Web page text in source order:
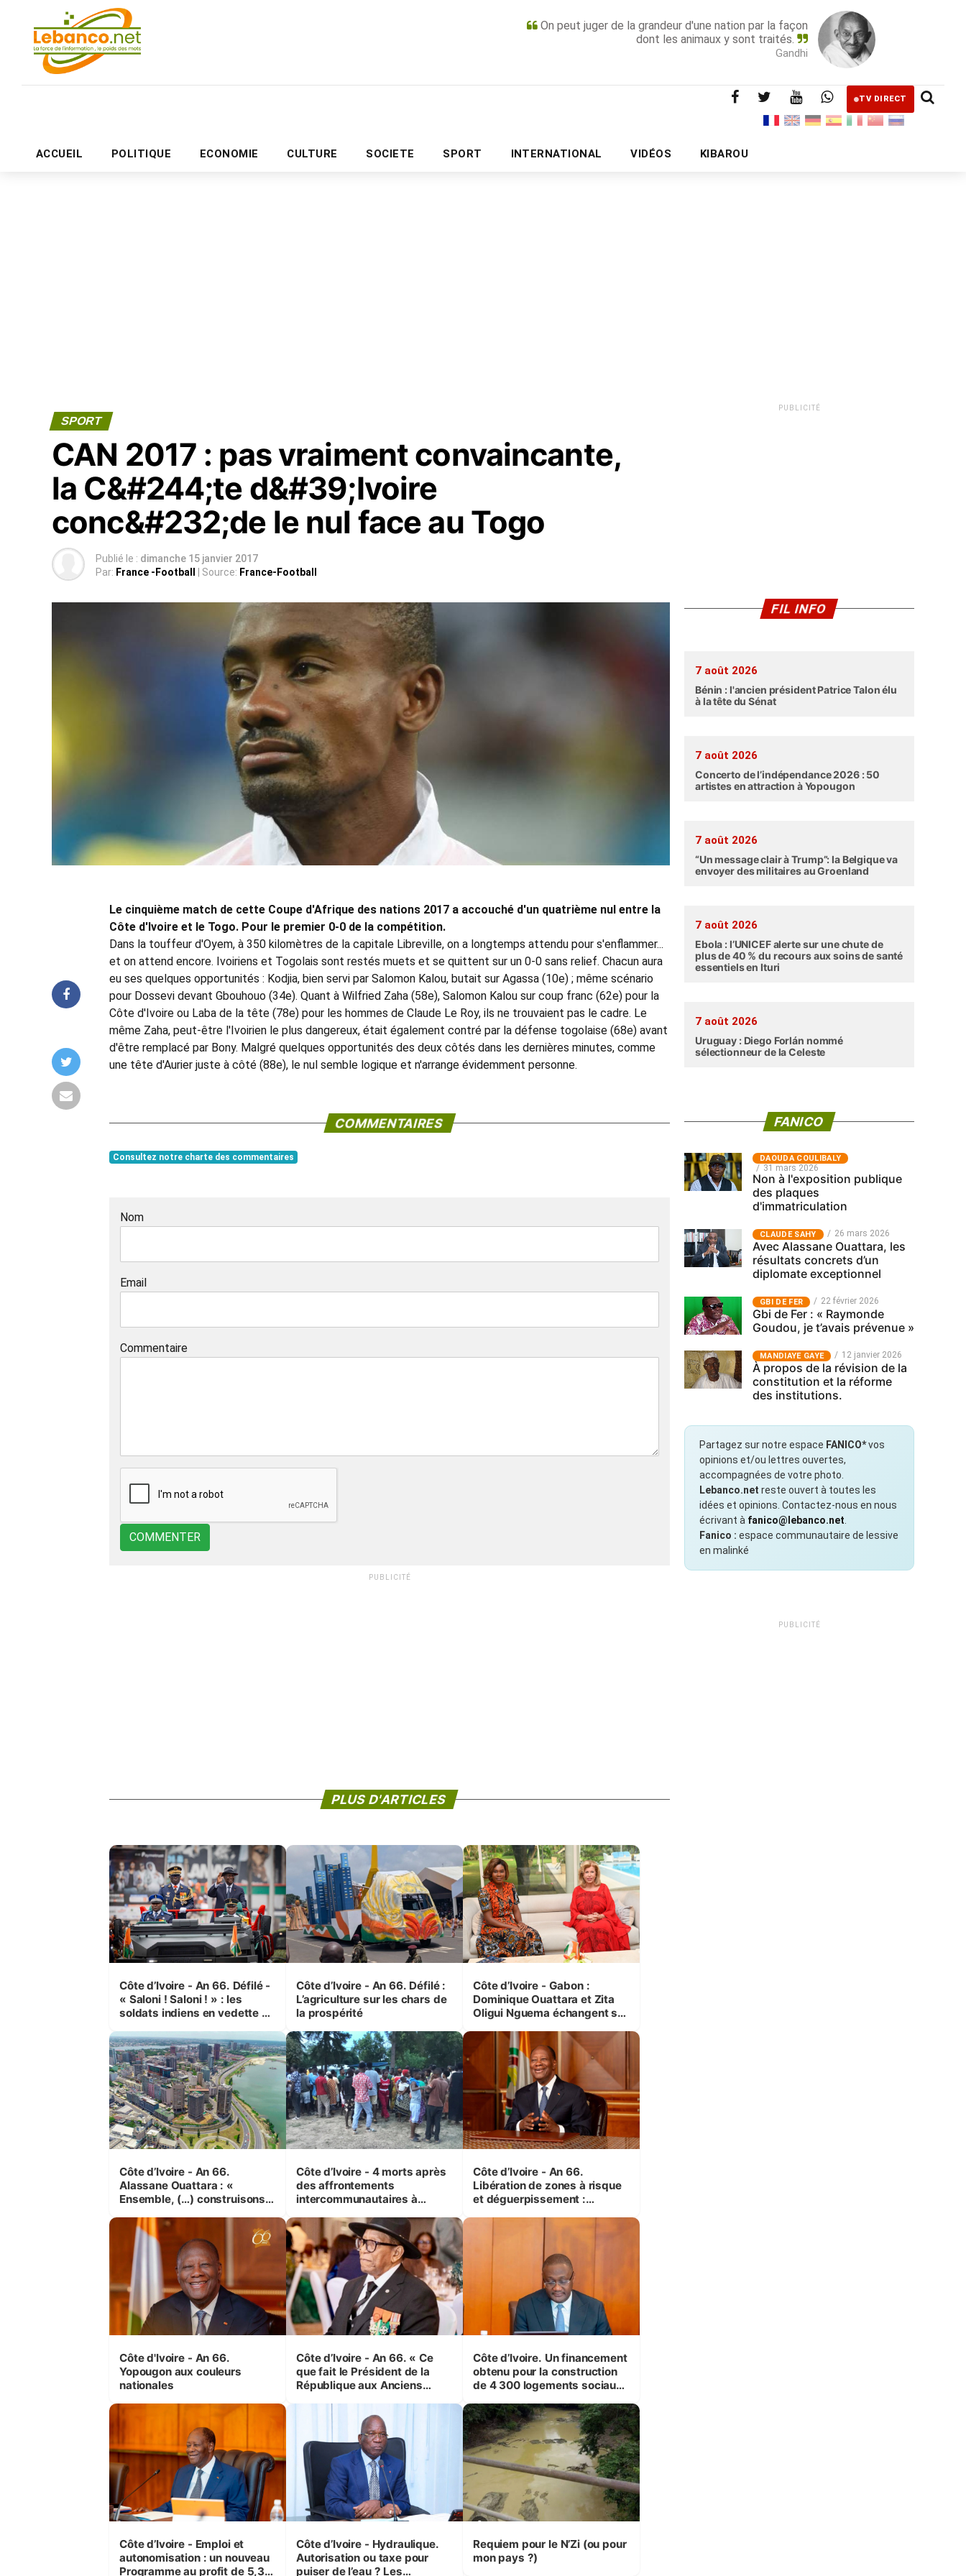
On peut juger de la grandeur d'une nation par la façon
dont les animaux y sont traités.
Gandhi
TV DIRECT
ACCUEIL POLITIQUE ECONOMIE CULTURE SOCIETE SPORT INTERNATIONAL VIDÉOS KIBAROU
PUBLICITÉ
SPORT
CAN 2017 : pas vraiment convaincante,
la C&#244;te d&#39;Ivoire
conc&#232;de le nul face au Togo
Publié le : dimanche 15 janvier 2017
Par: France -Football | Source: France-Football
Le cinquième match de cette Coupe d'Afrique des nations 2017 a accouché d'un quatrième nul entre la
Côte d'Ivoire et le Togo. Pour le premier 0-0 de la compétition.
Dans la touffeur d'Oyem, à 350 kilomètres de la capitale Libreville, on a longtemps attendu pour s'enflammer...
et on attend encore. Ivoiriens et Togolais sont restés muets et se quittent sur un 0-0 sans relief. Chacun aura
eu ses quelques opportunités : Kodjia, bien servi par Salomon Kalou, butait sur Agassa (10e) ; même scénario
pour Dossevi devant Gbouhouo (34e). Quant à Wilfried Zaha (58e), Salomon Kalou sur coup franc (62e) pour la
Côte d'Ivoire ou Laba de la tête (78e) pour les hommes de Claude Le Roy, ils ne trouvaient pas le cadre. Le
même Zaha, peut-être l'Ivoirien le plus dangereux, était également contré par la défense togolaise (68e) avant
d'être remplacé par Bony. Malgré quelques opportunités des deux côtés dans les dernières minutes, comme
une tête d'Aurier juste à côté (88e), le nul semble logique et n'arrange évidemment personne.
COMMENTAIRES
Consultez notre charte des commentaires
Nom
Email
Commentaire
COMMENTER
PUBLICITÉ
PLUS D'ARTICLES
Côte d’Ivoire - An 66. Défilé -
« Saloni ! Saloni ! » : les
soldats indiens en vedette à
Côte d’Ivoire - An 66. Défilé :
L’agriculture sur les chars de
la prospérité
Côte d’Ivoire - Gabon :
Dominique Ouattara et Zita
Oligui Nguema échangent sur
femmes et des enfants
Côte d’Ivoire - An 66.
Alassane Ouattara : «
Ensemble, (…) construisons
mêmes et pour les
générations futures »
Côte d’Ivoire - 4 morts après
des affrontements
intercommunautaires à
correspondant au milieu des
sinistrés
Côte d’Ivoire - An 66.
Libération de zones à risque
et déguerpissement :
respect de l'Etat de droit pour
préserver les vies humaines
Côte d'Ivoire - An 66.
Yopougon aux couleurs
nationales
Côte d’Ivoire - An 66. « Ce
que fait le Président de la
République aux Anciens
(Cne Yassoungo Koné ®)
Côte d’Ivoire. Un financement
obtenu pour la construction
de 4 300 logements sociaux
Bouaké et Yamoussoukro
Côte d’Ivoire - Emploi et
autonomisation : un nouveau
Programme au profit de 5,3
Côte d’Ivoire - Hydraulique.
Autorisation ou taxe pour
puiser de l’eau ? Les
Requiem pour le N’Zi (ou pour
mon pays ?)
PUBLICITÉ
FIL INFO
7 août 2026
Bénin : l'ancien président Patrice Talon élu
à la tête du Sénat
7 août 2026
Concerto de l’indépendance 2026 : 50
artistes en attraction à Yopougon
7 août 2026
“Un message clair à Trump”: la Belgique va
envoyer des militaires au Groenland
7 août 2026
Ebola : l’UNICEF alerte sur une chute de
plus de 40 % du recours aux soins de santé
essentiels en Ituri
7 août 2026
Uruguay : Diego Forlán nommé
sélectionneur de la Celeste
FANICO
‎DAOUDA COULIBALY
31 mars 2026
Non à l'exposition publique
des plaques
d'immatriculation
CLAUDE SAHY 26 mars 2026
Avec Alassane Ouattara, les
résultats concrets d’un
diplomate exceptionnel
GBI DE FER 22 février 2026
Gbi de Fer : « Raymonde
Goudou, je t’avais prévenue »
MANDIAYE GAYE 12 janvier 2026
À propos de la révision de la
constitution et la réforme
des institutions.
Partagez sur notre espace FANICO*vos
opinions et/ou lettres ouvertes,
accompagnées de votre photo.
Lebanco.net reste ouvert à toutes les
idées et opinions. Contactez-nous en nous
écrivant à fanico@lebanco.net
Fanico : espace communautaire de lessive
en malinké
PUBLICITÉ